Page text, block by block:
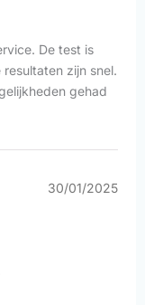
De test is
zijn snel.
gehad
30/01/2025